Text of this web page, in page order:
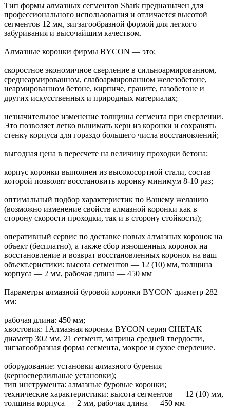
Тип формы алмазных сегментов Shark предназначен для
профессионального использования и отличается высотой
сегментов 12 мм, зигзагообразной формой для легкого
забуривания и высочайшим качеством.
Алмазные коронки фирмы BYCON — это:
скоростное экономичное сверление в сильноармированном,
среднеармированном, слабоармированном железобетоне,
неармированном бетоне, кирпиче, граните, газобетоне и
других искусственных и природных материалах;
незначительное изменение толщины сегмента при сверлении.
Это позволяет легко вынимать керн из коронки и сохранять
стенку корпуса для гораздо большего числа восстановлений;
выгодная цена в пересчете на величину проходки бетона;
корпус коронки выполнен из высокосортной стали, состав
которой позволят восстановить коронку минимум 8-10 раз;
оптимальный подбор характеристик по Вашему желанию
(возможно изменение свойств алмазной коронки как в
сторону скорости проходки, так и в сторону стойкости);
оперативный сервис по доставке новых алмазных коронок на
объект (бесплатно), а также сбор изношенных коронок на
восстановление и возврат восстановленных коронок на ваш
объект.еристики: высота сегментов — 12 (10) мм, толщина
корпуса — 2 мм, рабочая длина — 450 мм
Параметры алмазной буровой коронки BYCON диаметр 282
мм:
рабочая длина: 450 мм;
хвостовик: 1Алмазная коронка BYCON серия CHETAK
диаметр 302 мм, 21 сегмент, матрица средней твердости,
зигзагообразная форма сегмента, мокрое и сухое сверление.
оборудование: установки алмазного бурения
(керносверлильные установки);
тип инструмента: алмазные буровые коронки;
технические характеристики: высота сегментов — 12 (10) мм,
толщина корпуса — 2 мм, рабочая длина — 450 мм